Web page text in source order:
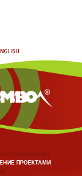
ТЕХНОЛОГИИ
ПРОЕКТАМИ